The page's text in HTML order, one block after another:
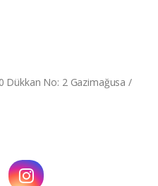
Dükkan No: 2 Gazimağusa /